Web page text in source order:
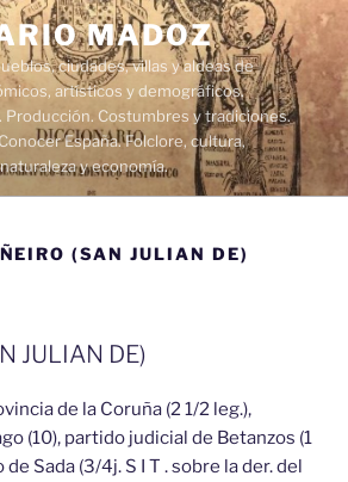
MADOZ
ciudades, villas y aldeas de
artísticos y demográficos.
Costumbres y tradiciones.
España. Folclore, cultura,
y economía.
(SAN JULIAN DE)
JULIAN DE)
de la Coruña (2 1/2 leg.),
(10), partido judicial de Betanzos (1
Sada (3/4j. S I T . sobre la der. del